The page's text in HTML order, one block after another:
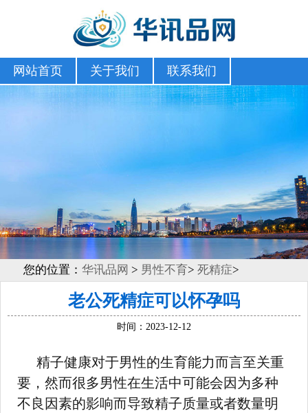
网站首页 关于我们 联系我们
您的位置： 华讯品网 > 男性不育> 死精症>
老公死精症可以怀孕吗
时间：2023-12-12
精子健康对于男性的生育能力而言至关重
要，然而很多男性在生活中可能会因为多种
不良因素的影响而导致精子质量或者数量明